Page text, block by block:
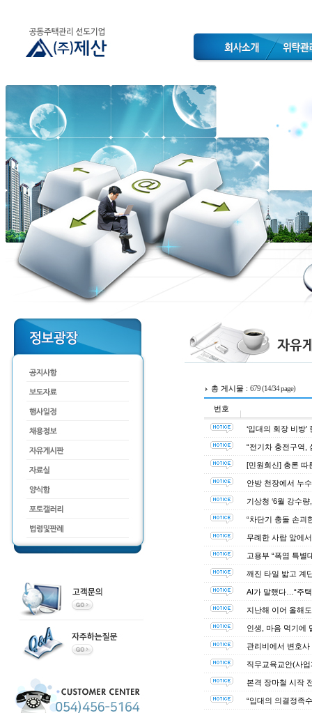
총 게시물 : 679 (14/34 page)
번호
‘입대의 회장 비방
“전기차 충전구역,
[민원회신] 총론 따
안방 천장에서 누
기상청 ‘6월 강수
“차단기 충돌 손괴
무례한 사람 앞에
고용부 “폭염 특별
깨진 타일 밟고 계
AI가 말했다…“주
지난해 이어 올해
인생, 마음 먹기에
관리비에서 변호사
직무교육교안(사
본격 장마철 시작
“입대의 의결정족